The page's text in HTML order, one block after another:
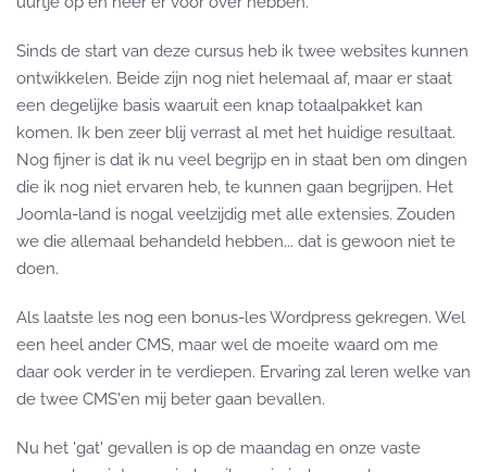
Sinds de start van deze cursus heb ik twee websites kunnen
ontwikkelen. Beide zijn nog niet helemaal af, maar er staat
een degelijke basis waaruit een knap totaalpakket kan
komen. Ik ben zeer blij verrast al met het huidige resultaat.
Nog fijner is dat ik nu veel begrijp en in staat ben om dingen
die ik nog niet ervaren heb, te kunnen gaan begrijpen. Het
Joomla-land is nogal veelzijdig met alle extensies. Zouden
we die allemaal behandeld hebben... dat is gewoon niet te
doen.
Als laatste les nog een bonus-les Wordpress gekregen. Wel
een heel ander CMS, maar wel de moeite waard om me
daar ook verder in te verdiepen. Ervaring zal leren welke van
de twee CMS'en mij beter gaan bevallen.
Nu het 'gat' gevallen is op de maandag en onze vaste